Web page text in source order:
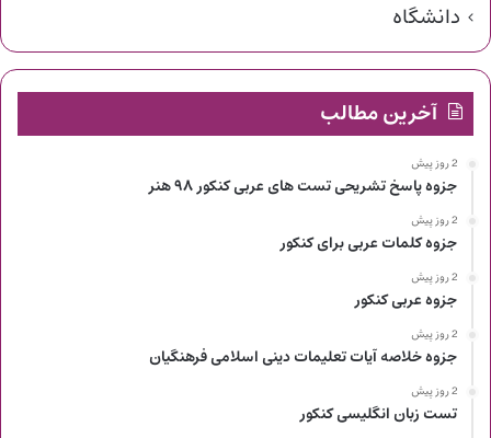
دانشگاه
آخرین مطالب
2 روز پیش
جزوه پاسخ تشریحی تست های عربی کنکور ۹۸ هنر
2 روز پیش
جزوه کلمات عربی برای کنکور
2 روز پیش
جزوه عربی کنکور
2 روز پیش
جزوه خلاصه آیات تعلیمات دینی اسلامی فرهنگیان
2 روز پیش
تست زبان انگلیسی کنکور